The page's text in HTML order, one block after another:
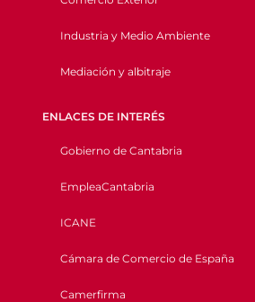
Industria y Medio Ambiente
Mediación y albitraje
ENLACES DE INTERÉS
Gobierno de Cantabria
EmpleaCantabria
ICANE
Cámara de Comercio de España
Camerfirma